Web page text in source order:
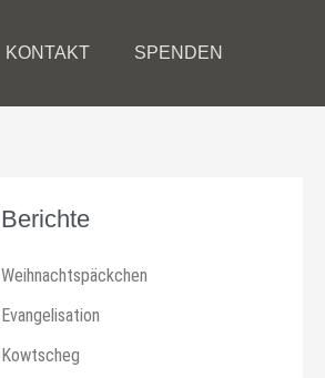
KONTAKT SPENDEN
Berichte
Weihnachtspäckchen
Evangelisation
Kowtscheg